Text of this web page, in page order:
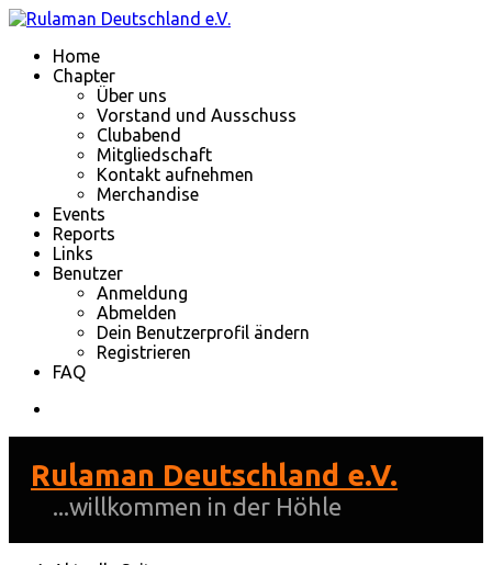
Home
Chapter
Über uns
Vorstand und Ausschuss
Clubabend
Mitgliedschaft
Kontakt aufnehmen
Merchandise
Events
Reports
Links
Benutzer
Anmeldung
Abmelden
Dein Benutzerprofil ändern
Registrieren
FAQ
Rulaman Deutschland e.V.
...willkommen in der Höhle